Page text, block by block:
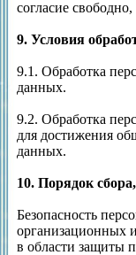
согласие
9. Условия
9.1. Обработка
данных.
9.2. Обработка
для достижения
данных.
10. Порядок
Безопасность
организационных
в области защиты